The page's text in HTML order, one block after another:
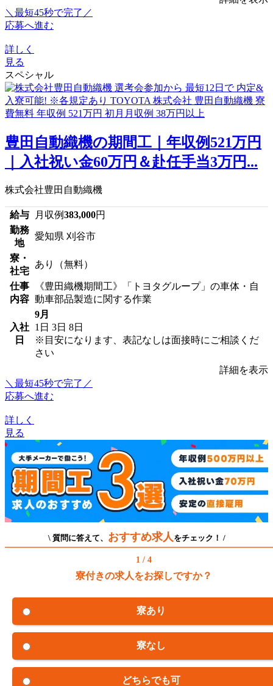
＼最短45秒で完了／
応募へ進む
詳しく
見る
スペシャル
豊田自動織機の期間工｜年収例521万円
｜入社祝い金60万円＆赴任手当3万円...
株式会社豊田自動織機
給与 月収例383,000円
勤務
地
愛知県 刈谷市
寮・
社宅
あり（無料）
仕事
内容
《豊田織機期間工》「トヨタグループ」の車体・自
動車部品製造に関する作業
入社
日
9月
1日 3日 8日
※目安になります、表記なしは面接時にご相談くだ
さい
詳細を表示
＼最短45秒で完了／
応募へ進む
詳しく
見る
\ 質問に答えて、 おすすめ求人 をチェック！ /
1 / 4
寮付きの求人をお探しですか？
寮あり
寮なし
どちらでも可